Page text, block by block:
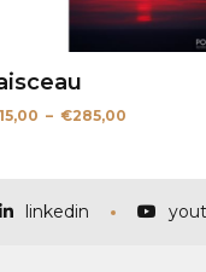
– €285,00
€285,00
linkedin